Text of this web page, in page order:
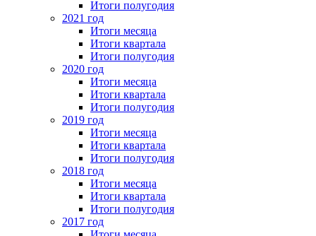
Итоги полугодия
2021 год
Итоги месяца
Итоги квартала
Итоги полугодия
2020 год
Итоги месяца
Итоги квартала
Итоги полугодия
2019 год
Итоги месяца
Итоги квартала
Итоги полугодия
2018 год
Итоги месяца
Итоги квартала
Итоги полугодия
2017 год